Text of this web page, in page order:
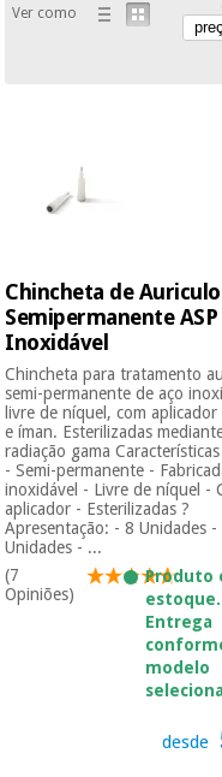
Novidades
Outlet
Fisaude
Tech
Academy
Fisaude
Aluguer
Material de
proteção
essencial
para
coronavirus
Aerobic,
fitness
e
pilates
Desportos
e jogos
Ofertas
Outlet
Fisaude
Tech
Academy
Fisaude
Aluguer
tradicional
chinesa
Mobiliário
clínico
Gabinetes
terapêuticos
Material de
proteção
essencial
para
coronavirus
Ver como
Chincheta de
Semipermanente ASP
Inoxidável
Chincheta para tratamento
semi-permanente de aço
livre de níquel, com aplicador
e íman. Esterilizadas
radiação gama
- Semi-permanente -
inoxidável - Livre de níquel -
aplicador - Esterilizadas ?
Apresentação: - 8 Unidades -
Unidades - ...
(7
Opiniões)
Produto
estoque.
Entrega
modelo
desde